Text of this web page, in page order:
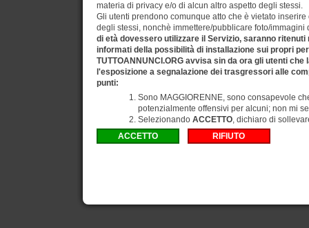
materia di privacy e/o di alcun altro aspetto degli stessi.
Gli utenti prendono comunque atto che è vietato
degli stessi, nonchè immettere/pubblicare foto/
di età dovessero utilizzare il Servizio, saranno
informati della possibilità di installazione sui propri
TUTTOANNUNCI.ORG avvisa sin da ora gli utenti
l'esposizione a segnalazione dei trasgressori alle
punti:
Sono MAGGIORENNE, sono consapevole
potenzialmente offensivi per alcuni; non mi
Selezionando ACCETTO, dichiaro di